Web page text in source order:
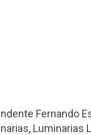
Fernando
, Luminarias